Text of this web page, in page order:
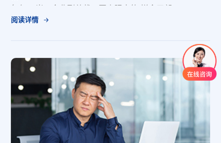
据报道，这位副总裁经常腹痛，却一直当成胃病，靠止痛
药硬扛。直到公司董事长强制他去医院，才发现已是肝癌
晚期，肿瘤严重扩散，最终无力回天。
阅读详情